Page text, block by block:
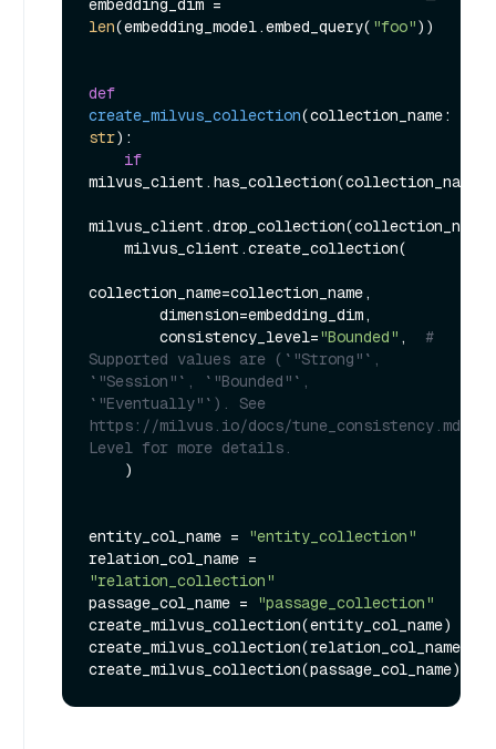
len(embedding_model.embed_query( "foo"))
def
create_milvus_collection(
str):
if
collection_name=collection_name,
        consistency_level=
"Bounded" , #
Supported values are (`"Strong"`,
`"Session"`, `"Bounded"`,
`"Eventually"`). See
https://milvus.io/docs/
Level for more details.
entity_col_name =
"entity_collection"
"relation_collection"
passage_col_name =
"passage_collection"
create_milvus_collection(entity_col_name)
create_milvus_collection(relation_col_name)